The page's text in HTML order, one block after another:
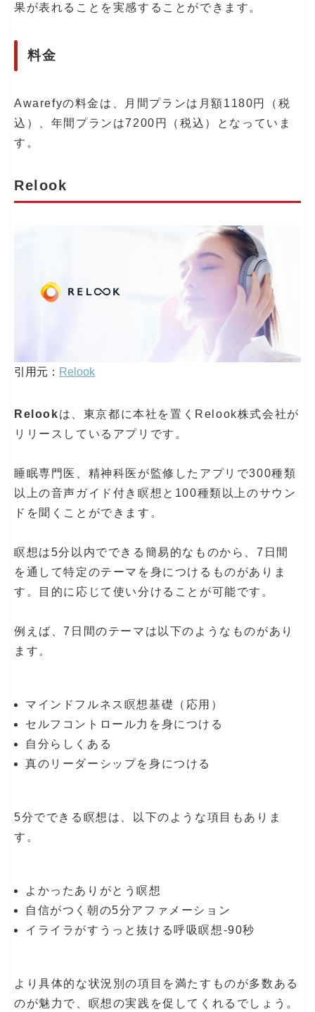
果が表れることを実感することができます。
料金
Awarefyの料金は、月間プランは月額1180円（税
込）、年間プランは7200円（税込）となっていま
す。
Relook
引用元： Relook
Relookは、東京都に本社を置くRelook株式会社が
リリースしているアプリです。
睡眠専門医、精神科医が監修したアプリで300種類
以上の音声ガイド付き瞑想と100種類以上のサウン
ドを聞くことができます。
瞑想は5分以内でできる簡易的なものから、7日間
を通して特定のテーマを身につけるものがありま
す。目的に応じて使い分けることが可能です。
例えば、7日間のテーマは以下のようなものがあり
ます。
マインドフルネス瞑想基礎（応用）
セルフコントロール力を身につける
自分らしくある
真のリーダーシップを身につける
5分でできる瞑想は、以下のような項目もありま
す。
よかったありがとう瞑想
自信がつく朝の5分アファメーション
イライラがすうっと抜ける呼吸瞑想-90秒
より具体的な状況別の項目を満たすものが多数ある
のが魅力で、瞑想の実践を促してくれるでしょう。